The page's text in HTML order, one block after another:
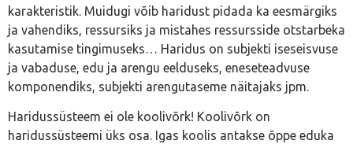
karakteristik. Muidugi võib haridust pidada ka eesmärgiks
ja vahendiks, ressursiks ja mistahes ressursside otstarbeka
kasutamise tingimuseks… Haridus on subjekti iseseisvuse
ja vabaduse, edu ja arengu eelduseks, eneseteadvuse
komponendiks, subjekti arengutaseme näitajaks jpm.
Haridussüsteem ei ole koolivõrk! Koolivõrk on
haridussüsteemi üks osa. Igas koolis antakse õppe eduka